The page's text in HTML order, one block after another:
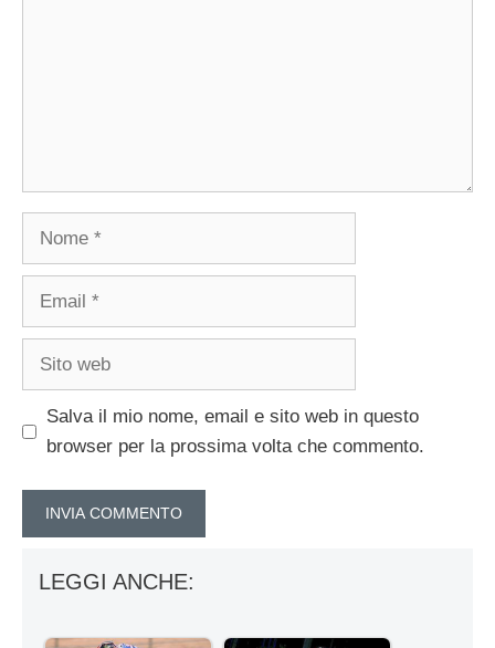
Nome
Email
Sito
Salva il mio nome, email e sito web in questo
browser per la prossima volta che commento.
LEGGI ANCHE: